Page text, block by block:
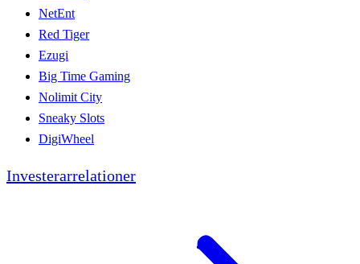
NetEnt
Red Tiger
Ezugi
Big Time Gaming
Nolimit City
Sneaky Slots
DigiWheel
Investerarrelationer